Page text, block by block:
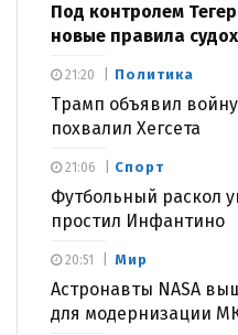
Под контролем
новые правила
Политика
Трамп объявил
похвалил Хегсета
21:20
Спорт
Футбольный раскол
простил Инфантино
21:06
Мир
Астронавты NASA
для модернизации
20:51